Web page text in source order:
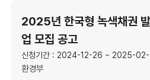
2025년 한국형 녹색채권
업 모집 공고
신청기간 : 2024-12-26 ~ 2025-
환경부